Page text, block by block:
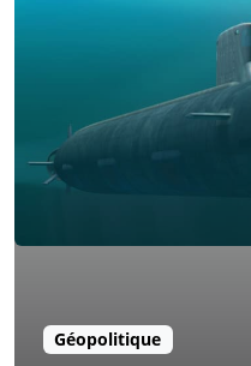
Géopolitique